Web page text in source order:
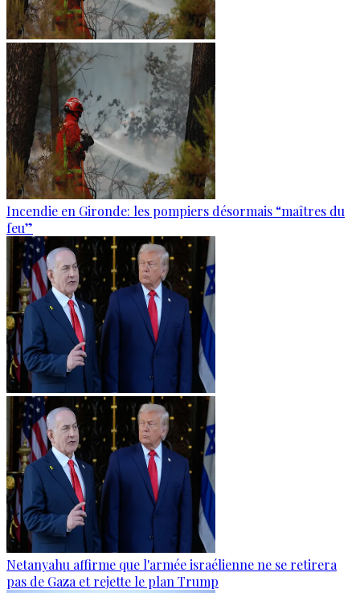
Incendie en Gironde: les pompiers désormais “maîtres du
feu”
Netanyahu affirme que l'armée israélienne ne se retirera
pas de Gaza et rejette le plan Trump